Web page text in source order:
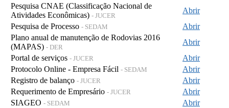
Pesquisa CNAE (Classificação Nacional de
Atividades Econômicas) - JUCER
Abrir
Pesquisa de Processo - SEDAM
Abrir
Plano anual de manutenção de Rodovias 2016
(MAPAS) - DER
Abrir
Portal de serviços - JUCER
Abrir
Protocolo Online - Empresa Fácil - SEDAM
Abrir
Registro de balanço - JUCER
Abrir
Requerimento de Empresário - JUCER
Abrir
SIAGEO - SEDAM
Abrir